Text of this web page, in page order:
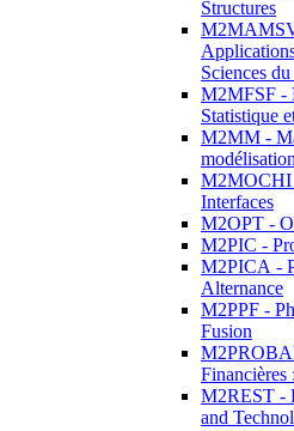
Structures
Sciences
M2MFSF -
Statistique
M2MM -
modélisation
M2MOCHI
Interfaces
M2OPT -
M2PIC -
M2PICA -
Alternance
M2PPF -
Fusion
Financières
M2REST -
and